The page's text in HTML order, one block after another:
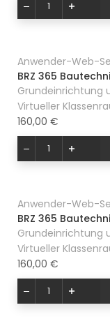
Anwender-Web-
BRZ 365
Grundeinrichtung
Virtueller
160,00 €
Anwender-Web-
BRZ 365
Grundeinrichtung
Virtueller
160,00 €